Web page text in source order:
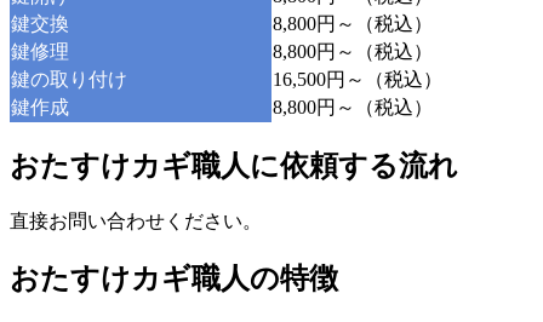
鍵交換
8,800円～（税込）
鍵修理
8,800円～（税込）
鍵の取り付け
16,500円～（税込）
鍵作成
8,800円～（税込）
おたすけカギ職人に依頼する流れ
直接お問い合わせください。
おたすけカギ職人の特徴